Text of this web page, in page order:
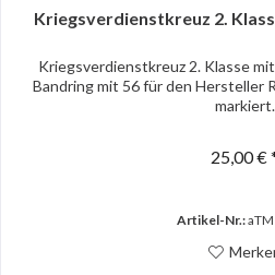
Kriegsverdienstkreuz 2.
Kriegsverdienstkreuz 2. Klasse
Bandring mit 56 für den Hersteller
markiert.
25,00 €
Artikel-Nr.: